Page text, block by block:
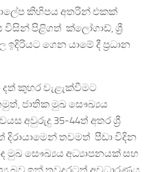
කිහිපය අතරින් එකක්
විසින් පිළිගත් ක්ලෝගාඩ්, ශ්‍රී
ගෙන යාමේ දී ප්‍රධාන
කුහර වැළැක්වීමට
ජාතික මුඛ සෞඛ්‍ය‍ය
අවුරුදු 35-44ත් අතර ශ්‍රී
දිරායාමෙන් තවමත් පීඩා විදින
මුඛ සෞඛ්‍යය අධ්‍යාපනයක් සහ